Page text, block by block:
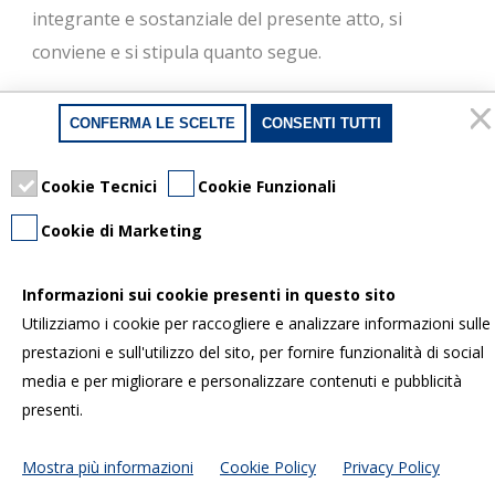
integrante e sostanziale del presente atto, si
conviene e si stipula quanto segue.
Art. 1 – CONSENSO ED OGGETTO
condizione sospensiva apposta all’atto di
compravendita descritto in premessa come risulta
estinta la procedura esecutiva, verso la quale
nessun soggetto legittimato si è opposto nei
termini di legge.
La parte prende atto che il contratto di
che è divenuta titolare del diritto trasferito con
CONFERMA LE SCELTE CONSENTI TUTTI
Cookie Tecnici Cookie Funzionali
Cookie di Marketing
Informazioni sui cookie presenti in questo sito
Utilizziamo i cookie per raccogliere e analizzare informazioni sulle
prestazioni e sull'utilizzo del sito, per fornire funzionalità di social
media e per migliorare e personalizzare contenuti e pubblicità
presenti.
Mostra più informazioni Cookie Policy Privacy Policy